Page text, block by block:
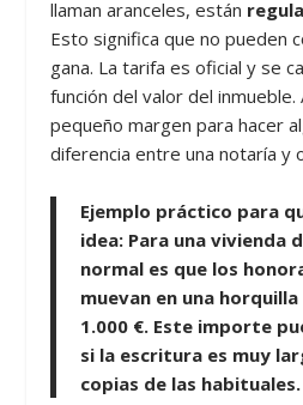
llaman aranceles, están
Esto significa que no pueden
gana. La tarifa es oficial y se
función del valor del inmueble.
pequeño margen para hacer
diferencia entre una notaría y
Ejemplo práctico para
idea: Para una vivienda
normal es que los
muevan en una
1.000 €. Este importe
si la escritura es muy
copias de las habituales.